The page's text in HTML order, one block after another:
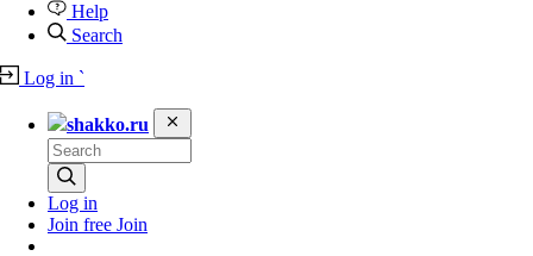
Help
Search
Log in `
shakko.ru
Log in
Join free Join